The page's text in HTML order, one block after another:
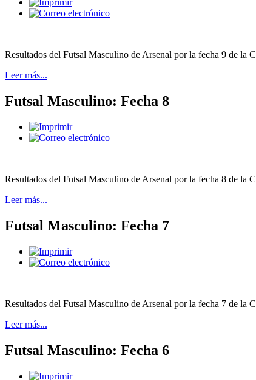
Resultados del Futsal Masculino de Arsenal por la fecha 9 de la
Leer más...
Futsal Masculino: Fecha 8
Resultados del Futsal Masculino de Arsenal por la fecha 8 de la
Leer más...
Futsal Masculino: Fecha 7
Resultados del Futsal Masculino de Arsenal por la fecha 7 de la
Leer más...
Futsal Masculino: Fecha 6